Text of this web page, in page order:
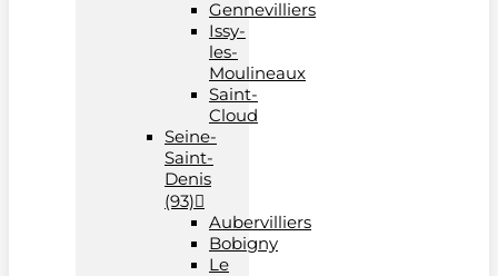
Gennevilliers
Issy-
les-
Moulineaux
Saint-
Cloud
Seine-
Saint-
Denis
(93)
Aubervilliers
Bobigny
Le